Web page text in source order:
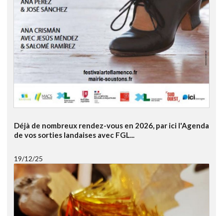
Déjà de nombreux rendez-vous en 2026, par ici l'Agenda
de vos sorties landaises avec FGL...
19/12/25